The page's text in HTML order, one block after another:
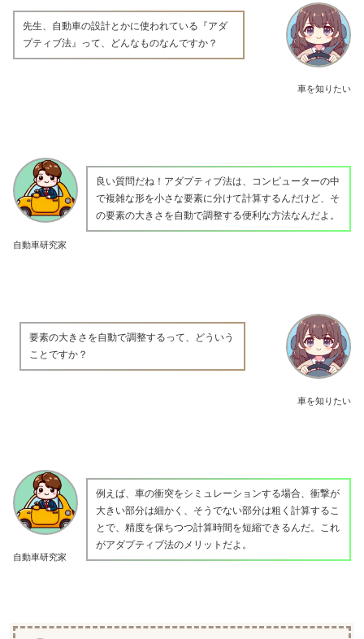
車を知りたい
先生、自動車の設計とかに使われている『アダ
プティブ法』って、どんなものなんですか？
自動車研究家
良い質問だね！アダプティブ法は、コンピューターの中
で複雑な形を小さな要素に分けて計算するんだけど、そ
の要素の大きさを自動で調整する便利な方法なんだよ。
車を知りたい
要素の大きさを自動で調整するって、どういう
ことですか？
自動車研究家
例えば、車の衝突をシミュレーションする場合、衝撃が
大きい部分は細かく、そうでない部分は粗く計算するこ
とで、精度を保ちつつ計算時間を短縮できるんだ。これ
がアダプティブ法のメリットだよ。